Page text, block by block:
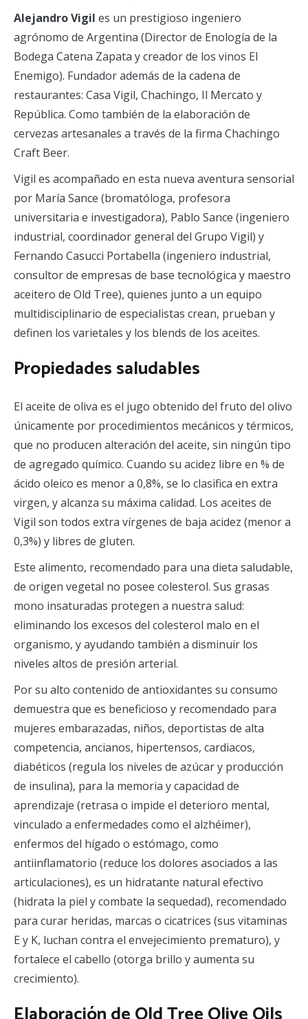
Alejandro Vigil es un prestigioso ingeniero
agrónomo de Argentina (Director de Enología de la
Bodega Catena Zapata y creador de los vinos El
Enemigo). Fundador además de la cadena de
restaurantes: Casa Vigil, Chachingo, Il Mercato y
República. Como también de la elaboración de
cervezas artesanales a través de la firma Chachingo
Craft Beer.
Vigil es acompañado en esta nueva aventura sensorial
por María Sance (bromatóloga, profesora
universitaria e investigadora), Pablo Sance (ingeniero
industrial, coordinador general del Grupo Vigil) y
Fernando Casucci Portabella (ingeniero industrial,
consultor de empresas de base tecnológica y maestro
aceitero de Old Tree), quienes junto a un equipo
multidisciplinario de especialistas crean, prueban y
definen los varietales y los blends de los aceites.
Propiedades saludables
El aceite de oliva es el jugo obtenido del fruto del olivo
únicamente por procedimientos mecánicos y térmicos,
que no producen alteración del aceite, sin ningún tipo
de agregado químico. Cuando su acidez libre en % de
ácido oleico es menor a 0,8%, se lo clasifica en extra
virgen, y alcanza su máxima calidad. Los aceites de
Vigil son todos extra vírgenes de baja acidez (menor a
0,3%) y libres de gluten.
Este alimento, recomendado para una dieta saludable,
de origen vegetal no posee colesterol. Sus grasas
mono insaturadas protegen a nuestra salud:
eliminando los excesos del colesterol malo en el
organismo, y ayudando también a disminuir los
niveles altos de presión arterial.
Por su alto contenido de antioxidantes su consumo
demuestra que es beneficioso y recomendado para
mujeres embarazadas, niños, deportistas de alta
competencia, ancianos, hipertensos, cardiacos,
diabéticos (regula los niveles de azúcar y producción
de insulina), para la memoria y capacidad de
aprendizaje (retrasa o impide el deterioro mental,
vinculado a enfermedades como el alzhéimer),
enfermos del hígado o estómago, como
antiinflamatorio (reduce los dolores asociados a las
articulaciones), es un hidratante natural efectivo
(hidrata la piel y combate la sequedad), recomendado
para curar heridas, marcas o cicatrices (sus vitaminas
E y K, luchan contra el envejecimiento prematuro), y
fortalece el cabello (otorga brillo y aumenta su
crecimiento).